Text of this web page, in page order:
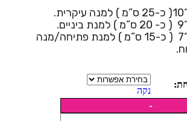
צלחות גודל “7 ( כ-15 ס”מ ) למנת פתיחה/מנה
נקה